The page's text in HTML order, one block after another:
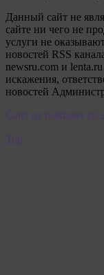
Данный сайт не
сайте ни чего не
услуги не
новостей RSS
newsru.com и
искажения,
новостей
Сайт от psikhoter @
Top